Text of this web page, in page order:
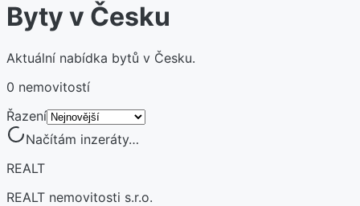
Byty v Česku
Aktuální nabídka bytů v Česku.
0 nemovitostí
Řazení
Načítám inzeráty…
REALT
REALT nemovitosti s.r.o.